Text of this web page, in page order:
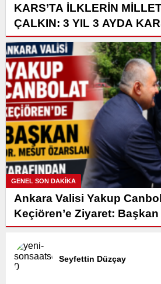
KARS’TA İLKLERİN
ÇALKIN: 3 YIL 3 AYDA
VURAN HİZMETLER
GENEL SON DAKİKA
Ankara Valisi Yakup
Keçiören’e Ziyaret:
Özarslan Ağırladı
Seyfettin Düzçay